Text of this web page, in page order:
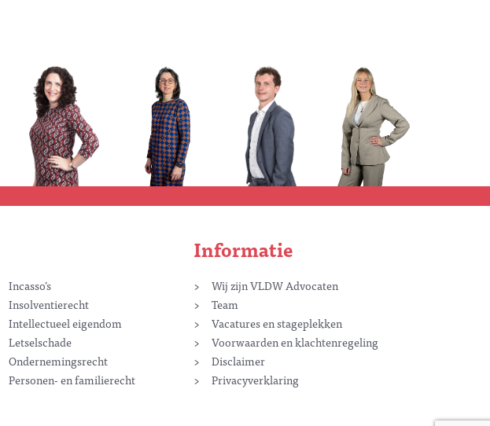
Incasso’s
Insolventierecht
Intellectueel eigendom
Letselschade
Ondernemingsrecht
Personen- en familierecht
Informatie
Wij zijn VLDW Advocaten
Team
Vacatures en stageplekken
Voorwaarden en klachtenregeling
Disclaimer
Privacyverklaring